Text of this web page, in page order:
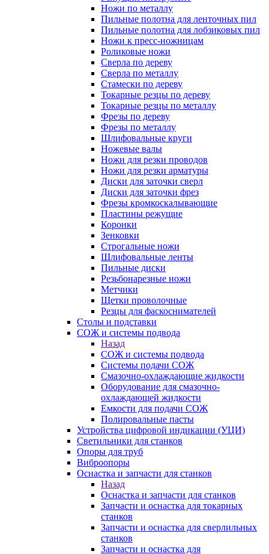
Ножи по металлу
Пильные полотна для ленточных пил
Пильные полотна для лобзиковых пил
Ножи к пресс-ножницам
Роликовые ножи
Сверла по дереву
Сверла по металлу
Стамески по дереву
Токарные резцы по дереву
Токарные резцы по металлу
Фрезы по дереву
Фрезы по металлу
Шлифовальные круги
Ножевые валы
Ножи для резки проводов
Ножи для резки арматуры
Диски для заточки сверл
Диски для заточки фрез
Фрезы кромкоскалывающие
Пластины режущие
Коронки
Зенковки
Строгальные ножи
Шлифовальные ленты
Пильные диски
Резьбонарезные ножи
Метчики
Щетки проволочные
Резцы для фаскоснимателей
Столы и подставки
СОЖ и системы подвода
Назад
СОЖ и системы подвода
Системы подачи СОЖ
Смазочно-охлаждающие жидкости
Оборудование для смазочно-
охлаждающей жидкости
Емкости для подачи СОЖ
Полировальные пасты
Устройства цифровой индикации (УЦИ)
Светильники для станков
Опоры для труб
Виброопоры
Оснастка и запчасти для станков
Назад
Оснастка и запчасти для станков
Запчасти и оснастка для токарных
станков
Запчасти и оснастка для сверлильных
станков
Запчасти и оснастка для